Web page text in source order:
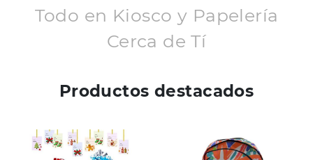
Todo en Kiosco y Papelería
Cerca de Tí
Productos destacados